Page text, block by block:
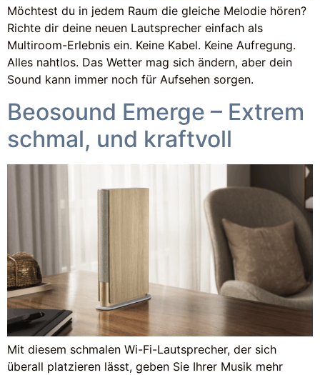
Möchtest du in jedem Raum die gleiche Melodie hören?
Richte dir deine neuen Lautsprecher einfach als
Multiroom-Erlebnis ein. Keine Kabel. Keine Aufregung.
Alles nahtlos. Das Wetter mag sich ändern, aber dein
Sound kann immer noch für Aufsehen sorgen.
Beosound Emerge – Extrem
schmal, und kraftvoll
Mit diesem schmalen Wi-Fi-Lautsprecher, der sich
überall platzieren lässt, geben Sie Ihrer Musik mehr